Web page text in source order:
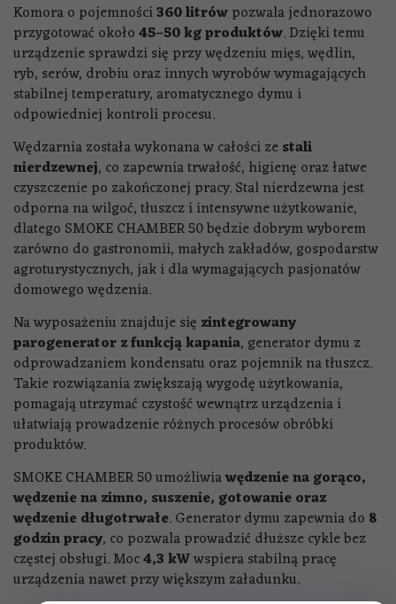
Komora o pojemności360 litrówpozwala jednorazowo
przygotować około45–50 kg produktów. Dzięki temu
urządzenie sprawdzi się przy wędzeniu mięs, wędlin,
ryb, serów, drobiu oraz innych wyrobów wymagających
stabilnej temperatury, aromatycznego dymu i
odpowiedniej kontroli procesu.
Wędzarnia została wykonana w całości zestali
nierdzewnej, co zapewnia trwałość, higienę oraz łatwe
czyszczenie po zakończonej pracy. Stal nierdzewna jest
odporna na wilgoć, tłuszcz i intensywne użytkowanie,
dlatego SMOKE CHAMBER 50 będzie dobrym wyborem
zarówno do gastronomii, małych zakładów, gospodarstw
agroturystycznych, jak i dla wymagających pasjonatów
domowego wędzenia.
Na wyposażeniu znajduje się zintegrowany
parogenerator z funkcją kapania, generator dymu z
odprowadzaniem kondensatu oraz pojemnik na tłuszcz.
Takie rozwiązania zwiększają wygodę użytkowania,
pomagają utrzymać czystość wewnątrz urządzenia i
ułatwiają prowadzenie różnych procesów obróbki
produktów.
SMOKE CHAMBER 50 umożliwiawędzenie na gorąco,
wędzenie na zimno, suszenie, gotowanie oraz
wędzenie długotrwałe. Generator dymu zapewnia do 8
godzin pracy, co pozwala prowadzić dłuższe cykle bez
częstej obsługi. Moc4,3 kWwspiera stabilną pracę
urządzenia nawet przy większym załadunku.